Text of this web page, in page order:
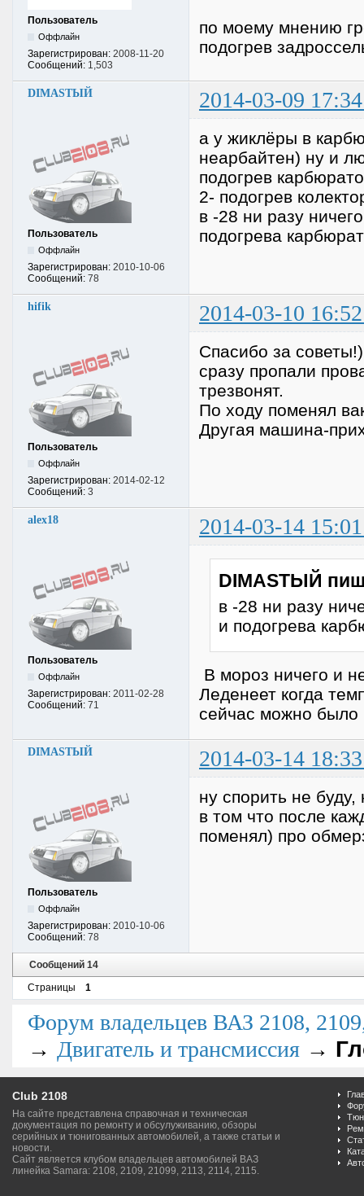
Пользователь
Оффлайн
Зарегистрирован: 2008-11-20
Сообщений: 1,503
по моему мнению
подогрев
DIMASTЫЙ 2014-03-09
Пользователь
Оффлайн
Зарегистрирован: 2010-10-06
Сообщений: 78
а у жиклёры в
неарбайтен) ну и
подогрев
2- подогрев
в -28 ни разу
подогрева
hifik 2014-03-10
Пользователь
Оффлайн
Зарегистрирован: 2014-02-12
Сообщений: 3
Спасибо за
сразу пропали
трезвонят.
По ходу поменял
Другая машина-
alex18 2014-03-14
Пользователь
Оффлайн
Зарегистрирован: 2011-02-28
Сообщений: 71
DIMASTЫЙ
в -28 ни разу
и подогрева
В мороз ничего и
Леденеет когда
сейчас можно было
DIMASTЫЙ 2014-03-14
Пользователь
Оффлайн
Зарегистрирован: 2010-10-06
Сообщений: 78
ну спорить не
в том что после
поменял) про
Сообщений 14
Страницы
1
Форум владельцев ВАЗ 2108,
→ Двигатель и трансмиссия →
Club 2108
На сайте представлена справочная и техническая
документация по ремонту и обсулуживанию, обзоры
серийных и тюнигованных автомобилей, а также статьи и
новости.
Сайт является клубом владельцев автомобилей ВАЗ
линейка Samara: 2108, 2109, 21099, 2113, 2114, 2115.